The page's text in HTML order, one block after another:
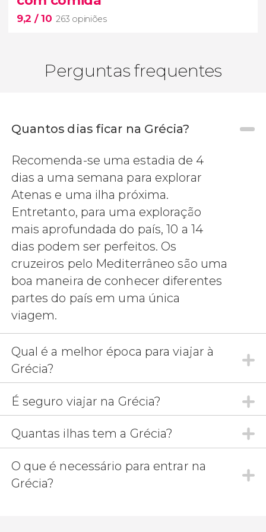
9,2 / 10 263 opiniões
263 opiniões
passeio de barco tradicional pelaCaldeira de
Santorini
rico almoço ou jantar.
Perguntas frequentes
Quantos dias ficar na Grécia?
Recomenda-se uma estadia de 4
dias a uma semana para explorar
Atenas e uma ilha próxima.
Entretanto, para uma exploração
mais aprofundada do país, 10 a 14
dias podem ser perfeitos. Os
cruzeiros pelo Mediterrâneo são uma
boa maneira de conhecer diferentes
partes do país em uma única
viagem.
Qual é a melhor época para viajar à
Grécia?
É seguro viajar na Grécia?
Quantas ilhas tem a Grécia?
O que é necessário para entrar na
Grécia?